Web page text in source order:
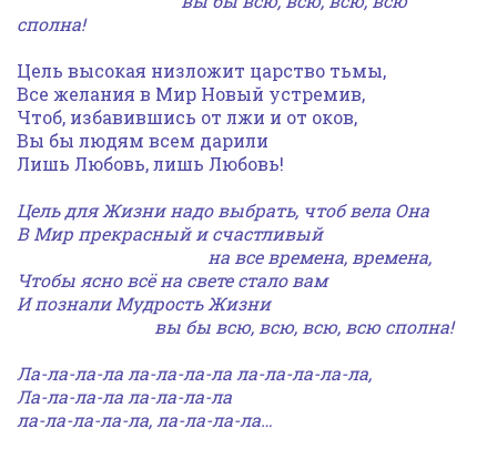
сполна!
Цель высокая низложит царство тьмы,
Все желания в Мир Новый устремив,
Чтоб, избавившись от лжи и от оков,
Вы бы людям всем дарили
Лишь Любовь, лишь Любовь!
Цель для Жизни надо выбрать, чтоб вела Она
В Мир прекрасный и счастливый
на все времена, времена,
Чтобы ясно всё на свете стало вам
И познали Мудрость Жизни
вы бы всю, всю, всю, всю сполна!
Ла-ла-ла-ла ла-ла-ла-ла ла-ла-ла-ла-ла,
Ла-ла-ла-ла ла-ла-ла-ла
ла-ла-ла-ла-ла, ла-ла-ла-ла…